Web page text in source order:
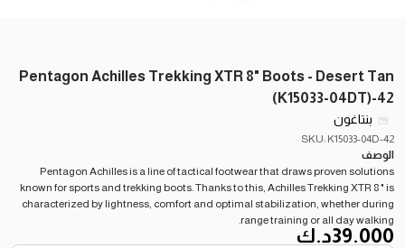
Pentagon Achilles Trekking XTR 8" Boots - Desert Tan
(K15033-04DT)-42
بنتاغون
SKU: K15033-04D-42
الوصف
Pentagon Achilles is a line of tactical footwear that draws proven solutions
known for sports and trekking boots. Thanks to this, Achilles Trekking XTR 8 " is
characterized by lightness, comfort and optimal stabilization, whether during
range training or all day walking.
39.000د.ك